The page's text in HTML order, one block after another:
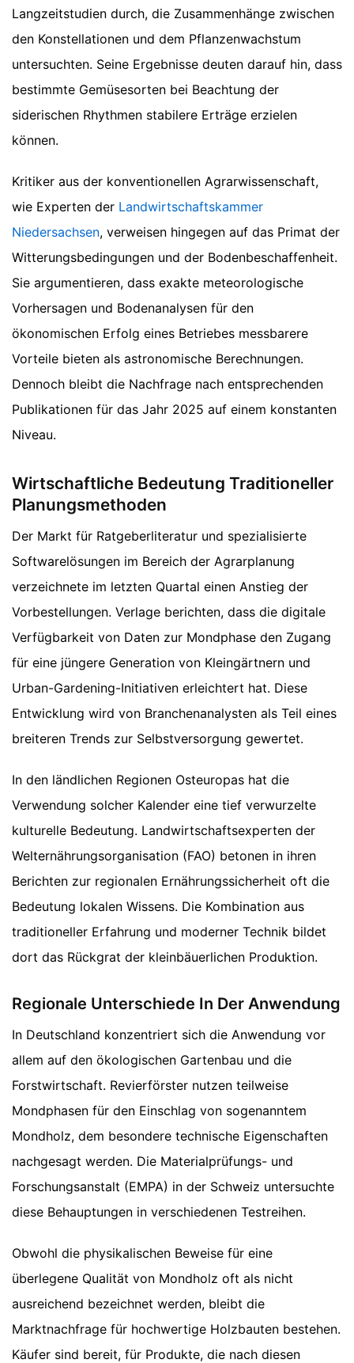
Langzeitstudien durch, die Zusammenhänge zwischen
den Konstellationen und dem Pflanzenwachstum
untersuchten. Seine Ergebnisse deuten darauf hin, dass
bestimmte Gemüsesorten bei Beachtung der
siderischen Rhythmen stabilere Erträge erzielen
können.
Kritiker aus der konventionellen Agrarwissenschaft,
wie Experten der Landwirtschaftskammer
Niedersachsen, verweisen hingegen auf das Primat der
Witterungsbedingungen und der Bodenbeschaffenheit.
Sie argumentieren, dass exakte meteorologische
Vorhersagen und Bodenanalysen für den
ökonomischen Erfolg eines Betriebes messbarere
Vorteile bieten als astronomische Berechnungen.
Dennoch bleibt die Nachfrage nach entsprechenden
Publikationen für das Jahr 2025 auf einem konstanten
Niveau.
Wirtschaftliche Bedeutung Traditioneller
Planungsmethoden
Der Markt für Ratgeberliteratur und spezialisierte
Softwarelösungen im Bereich der Agrarplanung
verzeichnete im letzten Quartal einen Anstieg der
Vorbestellungen. Verlage berichten, dass die digitale
Verfügbarkeit von Daten zur Mondphase den Zugang
für eine jüngere Generation von Kleingärtnern und
Urban-Gardening-Initiativen erleichtert hat. Diese
Entwicklung wird von Branchenanalysten als Teil eines
breiteren Trends zur Selbstversorgung gewertet.
In den ländlichen Regionen Osteuropas hat die
Verwendung solcher Kalender eine tief verwurzelte
kulturelle Bedeutung. Landwirtschaftsexperten der
Welternährungsorganisation (FAO) betonen in ihren
Berichten zur regionalen Ernährungssicherheit oft die
Bedeutung lokalen Wissens. Die Kombination aus
traditioneller Erfahrung und moderner Technik bildet
dort das Rückgrat der kleinbäuerlichen Produktion.
Regionale Unterschiede In Der Anwendung
In Deutschland konzentriert sich die Anwendung vor
allem auf den ökologischen Gartenbau und die
Forstwirtschaft. Revierförster nutzen teilweise
Mondphasen für den Einschlag von sogenanntem
Mondholz, dem besondere technische Eigenschaften
nachgesagt werden. Die Materialprüfungs- und
Forschungsanstalt (EMPA) in der Schweiz untersuchte
diese Behauptungen in verschiedenen Testreihen.
Obwohl die physikalischen Beweise für eine
überlegene Qualität von Mondholz oft als nicht
ausreichend bezeichnet werden, bleibt die
Marktnachfrage für hochwertige Holzbauten bestehen.
Käufer sind bereit, für Produkte, die nach diesen